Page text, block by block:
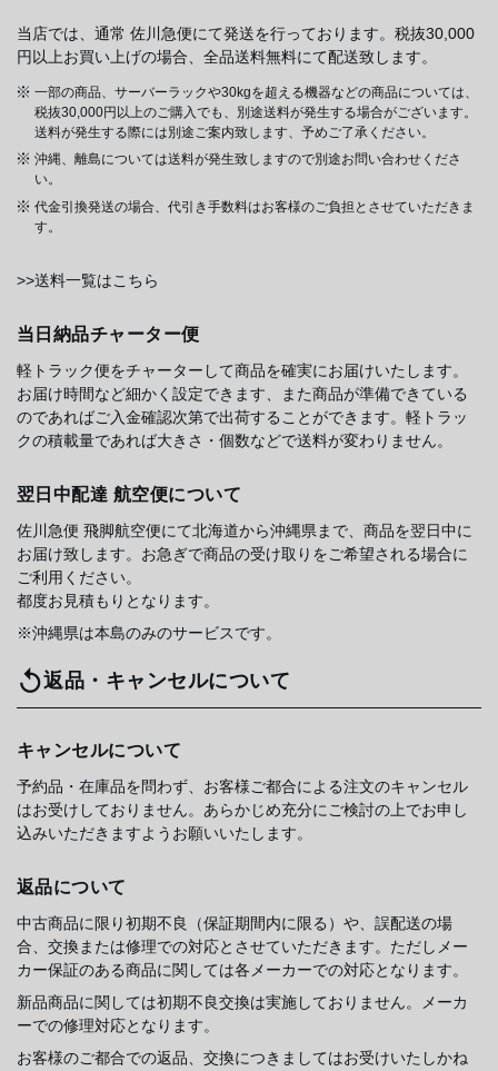
当店では、通常 佐川急便にて発送を行っております。税抜30,000
円以上お買い上げの場合、全品送料無料にて配送致します。
一部の商品、サーバーラックや30kgを超える機器などの商品については、
税抜30,000円以上のご購入でも、別途送料が発生する場合がございます。
送料が発生する際には別途ご案内致します、予めご了承ください。
沖縄、離島については送料が発生致しますので別途お問い合わせくださ
い。
代金引換発送の場合、代引き手数料はお客様のご負担とさせていただきま
す。
>>送料一覧はこちら
当日納品チャーター便
軽トラック便をチャーターして商品を確実にお届けいたします。
お届け時間など細かく設定できます、また商品が準備できている
のであればご入金確認次第で出荷することができます。軽トラッ
クの積載量であれば大きさ・個数などで送料が変わりません。
翌日中配達 航空便について
佐川急便 飛脚航空便にて北海道から沖縄県まで、商品を翌日中に
お届け致します。お急ぎで商品の受け取りをご希望される場合に
ご利用ください。
都度お見積もりとなります。
※沖縄県は本島のみのサービスです。
返品・キャンセルについて
キャンセルについて
予約品・在庫品を問わず、お客様ご都合による注文のキャンセル
はお受けしておりません。あらかじめ充分にご検討の上でお申し
込みいただきますようお願いいたします。
返品について
中古商品に限り初期不良（保証期間内に限る）や、誤配送の場
合、交換または修理での対応とさせていただきます。ただしメー
カー保証のある商品に関しては各メーカーでの対応となります。
新品商品に関しては初期不良交換は実施しておりません。メーカ
ーでの修理対応となります。
お客様のご都合での返品、交換につきましてはお受けいたしかね